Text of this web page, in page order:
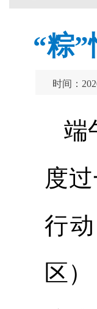
“粽
时间：
端
度
行
区